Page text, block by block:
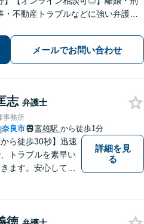
・不動産トラブルなどに強い弁護士
対応しています。お一人で悩まれず、
まずはお気軽に電話いただけたらと思
ます。【土日夜間面談】【出張相
】
メールでお問い合わせ
志 弁護士
事務所
|奈良市 富雄駅 から徒歩1分
から徒歩30秒】迅速
トラブルを素早い
ます。安心して話
交通事故・借金・
詳細を見
る